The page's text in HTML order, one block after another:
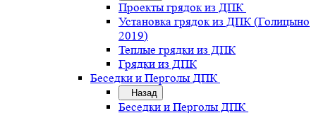
Проекты грядок из ДПК
Установка грядок из ДПК (Голицыно
2019)
Теплые грядки из ДПК
Грядки из ДПК
Беседки и Перголы ДПК
Назад
Беседки и Перголы ДПК